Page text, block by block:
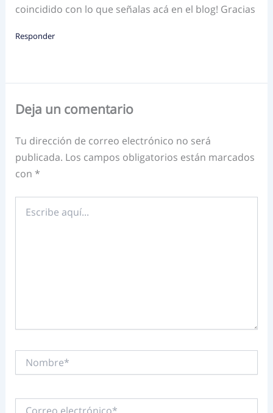
coincidido con lo que señalas acá en el blog! Gracias
Responder
Deja un comentario
Tu dirección de correo electrónico no será
publicada. Los campos obligatorios están marcados
con *
aquí...